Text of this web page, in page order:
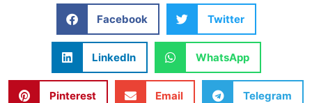
Facebook Twitter
LinkedIn WhatsApp
Pinterest Email Telegram